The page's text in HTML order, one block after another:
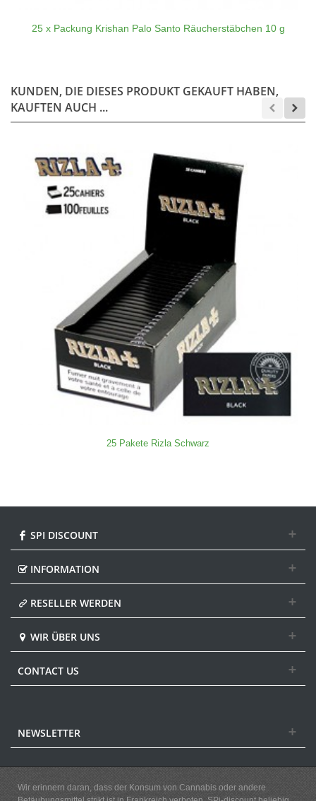
25 x Packung Krishan Palo Santo Räucherstäbchen 10 g
KUNDEN, DIE DIESES PRODUKT GEKAUFT HABEN,
KAUFTEN AUCH ...
25 Pakete Rizla Schwarz
SPI DISCOUNT
INFORMATION
RESELLER WERDEN
WIR ÜBER UNS
CONTACT US
NEWSLETTER
Wir erinnern daran, dass der Konsum von Cannabis oder andere